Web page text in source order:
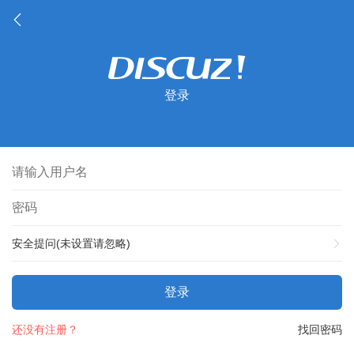
登录
安全提问(未设置请忽略)
登录
找回密码
还没有注册？